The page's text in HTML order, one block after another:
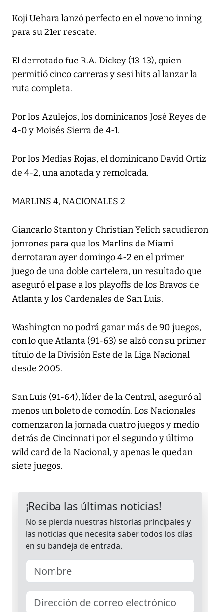
Koji Uehara lanzó perfecto en el noveno inning
para su 21er rescate.
El derrotado fue R.A. Dickey (13-13), quien
permitió cinco carreras y sesi hits al lanzar la
ruta completa.
Por los Azulejos, los dominicanos José Reyes de
4-0 y Moisés Sierra de 4-1.
Por los Medias Rojas, el dominicano David Ortiz
de 4-2, una anotada y remolcada.
MARLINS 4, NACIONALES 2
Giancarlo Stanton y Christian Yelich sacudieron
jonrones para que los Marlins de Miami
derrotaran ayer domingo 4-2 en el primer
juego de una doble cartelera, un resultado que
aseguró el pase a los playoffs de los Bravos de
Atlanta y los Cardenales de San Luis.
Washington no podrá ganar más de 90 juegos,
con lo que Atlanta (91-63) se alzó con su primer
título de la División Este de la Liga Nacional
desde 2005.
San Luis (91-64), líder de la Central, aseguró al
menos un boleto de comodín. Los Nacionales
comenzaron la jornada cuatro juegos y medio
detrás de Cincinnati por el segundo y último
wild card de la Nacional, y apenas le quedan
siete juegos.